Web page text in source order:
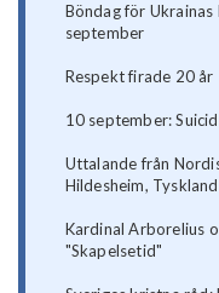
Böndag för
september
Respekt firade 20 år
10 september:
Uttalande från
Hildesheim, Tyskland
Kardinal Arborelius
"Skapelsetid"